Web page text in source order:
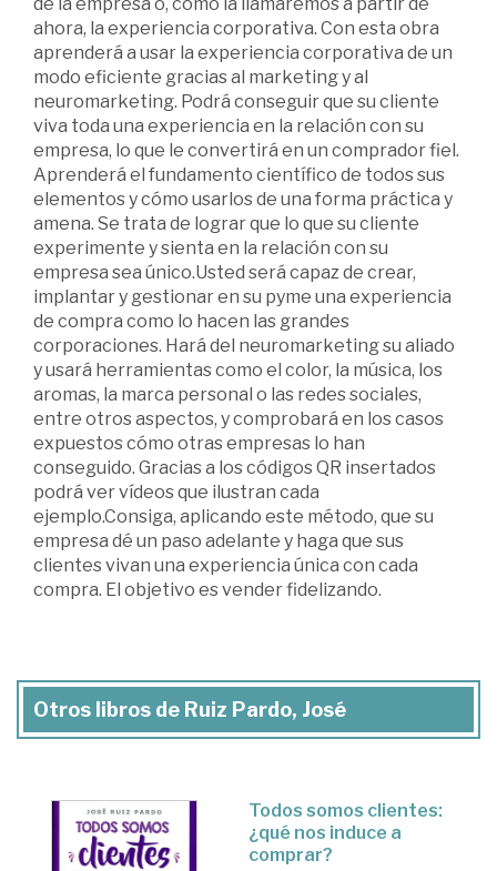
ahora, la experiencia corporativa. Con esta obra
aprenderá a usar la experiencia corporativa de un
modo eficiente gracias al marketing y al
neuromarketing. Podrá conseguir que su cliente
viva toda una experiencia en la relación con su
empresa, lo que le convertirá en un comprador fiel.
Aprenderá el fundamento científico de todos sus
elementos y cómo usarlos de una forma práctica y
amena. Se trata de lograr que lo que su cliente
experimente y sienta en la relación con su
empresa sea único.Usted será capaz de crear,
implantar y gestionar en su pyme una experiencia
de compra como lo hacen las grandes
corporaciones. Hará del neuromarketing su aliado
y usará herramientas como el color, la música, los
aromas, la marca personal o las redes sociales,
entre otros aspectos, y comprobará en los casos
expuestos cómo otras empresas lo han
conseguido. Gracias a los códigos QR insertados
podrá ver vídeos que ilustran cada
ejemplo.Consiga, aplicando este método, que su
empresa dé un paso adelante y haga que sus
clientes vivan una experiencia única con cada
compra. El objetivo es vender fidelizando.
Otros libros de Ruiz Pardo, José
Todos somos clientes:
¿qué nos induce a
comprar?